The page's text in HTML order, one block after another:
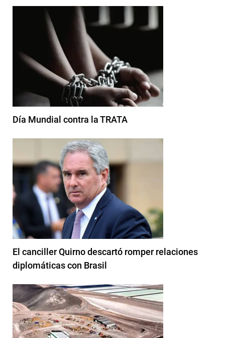
Día Mundial contra la TRATA
El canciller Quirno descartó romper relaciones
diplomáticas con Brasil